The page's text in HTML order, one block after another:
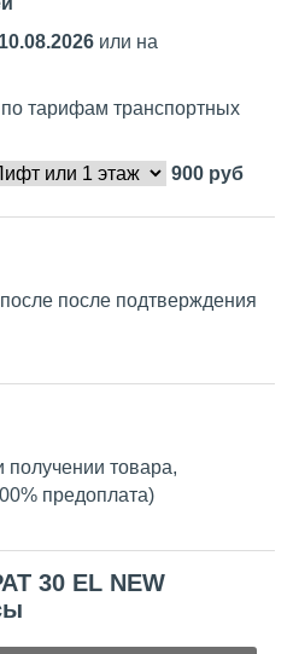
10.08.2026 или на
тарифам транспортных
900 руб
после подтверждения
товара,
предоплата)
30 EL NEW